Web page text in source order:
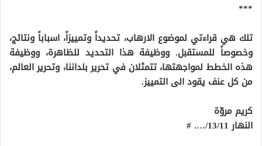
***
تلك هي قراءتي لموضوع الارهاب، تحديداً وتمييزاً، اسباباً ونتائج،
وخصوصاً للمستقبل. ووظيفة هذا التحديد للظاهرة، ووظيفة
هذه الخطط لمواجهتها، تتمثلان في تحرير بلداننا، وتحرير العالم،
من كل عنف يقود الى التمييز.
كريم مروّة
النهار 13/11/…. #